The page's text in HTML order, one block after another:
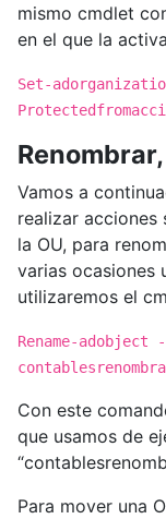
mismo cmdlet
en el que la
Set-
Vamos a
realizar
la OU, para
varias ocasiones
utilizaremos el
Rename-adobject
Con este
que usamos de
Para mover una